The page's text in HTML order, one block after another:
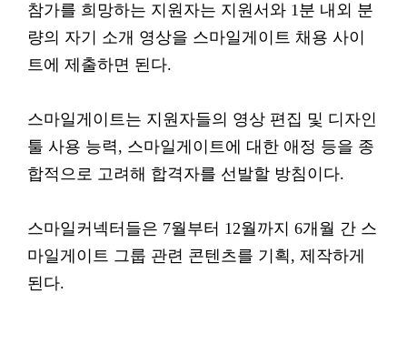
참가를 희망하는 지원자는 지원서와 1분 내외 분
량의 자기 소개 영상을 스마일게이트 채용 사이
트에 제출하면 된다.
스마일게이트는 지원자들의 영상 편집 및 디자인
툴 사용 능력, 스마일게이트에 대한 애정 등을 종
합적으로 고려해 합격자를 선발할 방침이다.
스마일커넥터들은 7월부터 12월까지 6개월 간 스
마일게이트 그룹 관련 콘텐츠를 기획, 제작하게
된다.